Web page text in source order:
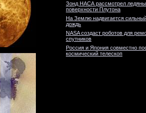
Зонд НАСА рассмотрел
поверхности Плутона
На Землю надвигается
дождь
NASA создаст роботов для
спутников
Россия и Япония совместно
космический телескоп